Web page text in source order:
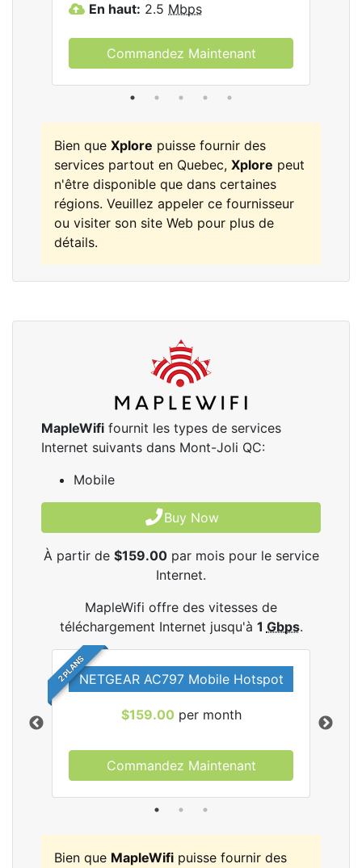
En haut: 2.5 Mbps
Commandez Maintenant
Bien que Xplore puisse fournir des
services partout en Quebec, Xplore peut
n'être disponible que dans certaines
régions. Veuillez appeler ce fournisseur
ou visiter son site Web pour plus de
détails.
MapleWifi fournit les types de services
Internet suivants dans Mont-Joli QC:
Mobile
Buy Now
À partir de $159.00par mois pour le service
Internet.
MapleWifi offre des vitesses de
téléchargement Internet jusqu'à 1 Gbps.
2 PLANSNETGEAR AC797 Mobile Hotspot
$159.00 per month
Commandez Maintenant
Bien que MapleWifi puisse fournir des